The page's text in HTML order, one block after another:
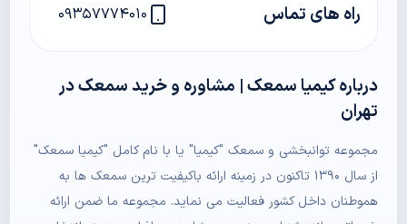
راه های تماس ۰۹۳۵۷۷۷۴۰۱۰
درباره کیمیا سمعک | مشاوره و خرید سمعک در
تهران
مجموعه توانبخشی و سمعک "کیمیا" یا با نام کامل "کیمیا سمعک"
از سال ۱۳۹۰ تاکنون در زمینه ارائه باکیفیت ترین سمعک ها به
هموطنان داخل کشور فعالیت می نماید. مجموعه ما ضمن ارائه